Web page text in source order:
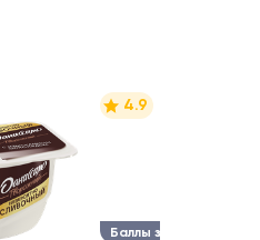
Баллы за отзыв
4.9